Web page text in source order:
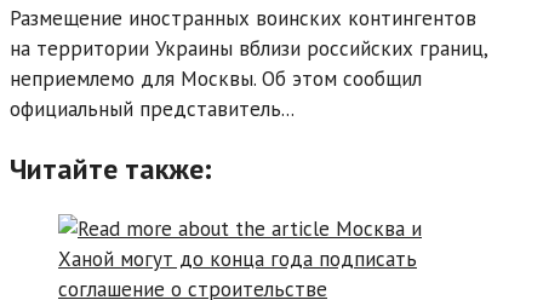
Размещение иностранных воинских контингентов
на территории Украины вблизи российских границ,
неприемлемо для Москвы. Об этом сообщил
официальный представитель...
Читайте также: